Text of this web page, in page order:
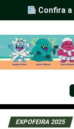
Confira a
EXPOFEIRA 2025